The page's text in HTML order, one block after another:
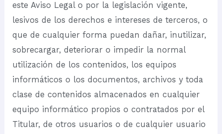
este Aviso Legal o por la legislación vigente,
lesivos de los derechos e intereses de terceros, o
que de cualquier forma puedan dañar, inutilizar,
sobrecargar, deteriorar o impedir la normal
utilización de los contenidos, los equipos
informáticos o los documentos, archivos y toda
clase de contenidos almacenados en cualquier
equipo informático propios o contratados por el
Titular, de otros usuarios o de cualquier usuario